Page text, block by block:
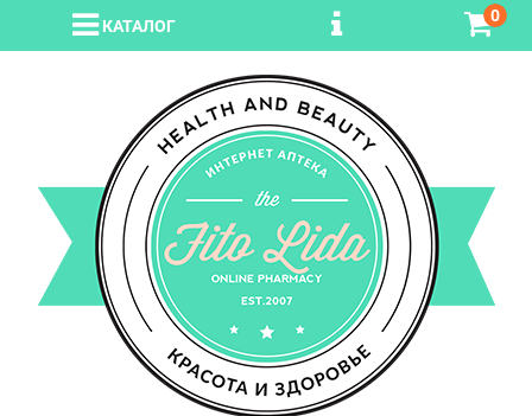
КАТАЛОГ
0